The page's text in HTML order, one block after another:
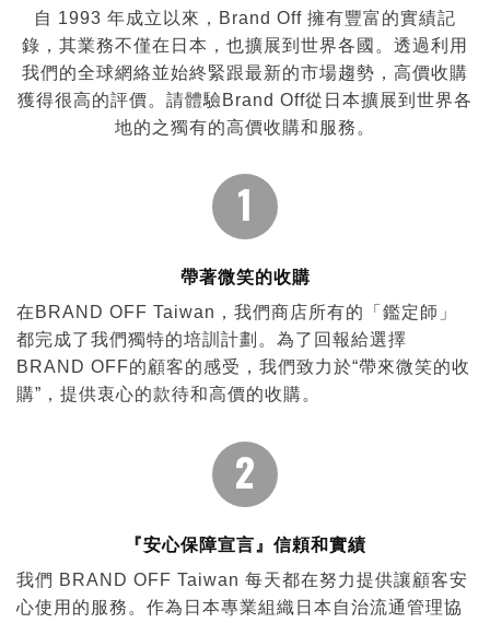
自 1993 年成立以來，Brand Off 擁有豐富的實績記
錄，其業務不僅在日本，也擴展到世界各國。透過利用
我們的全球網絡並始終緊跟最新的市場趨勢，高價收購
獲得很高的評價。請體驗Brand Off從日本擴展到世界各
地的之獨有的高價收購和服務。
1
帶著微笑的收購
在BRAND OFF Taiwan，我們商店所有的「鑑定師」
都完成了我們獨特的培訓計劃。為了回報給選擇
BRAND OFF的顧客的感受，我們致力於“帶來微笑的收
購”，提供衷心的款待和高價的收購。
2
『安心保障宣言』信頼和實績
我們 BRAND OFF Taiwan 每天都在努力提供讓顧客安
心使用的服務。作為日本專業組織日本自治流通管理協